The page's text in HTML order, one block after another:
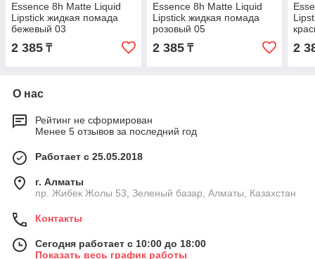
Essence 8h Matte Liquid
Lipstick жидкая помада
бежевый 03
2 385 ₸
Essence 8h Matte Liquid
Lipstick жидкая помада
розовый 05
2 385₸ 2
О нас
Рейтинг не сформирован
Менее 5 отзывов за последний год
Работает с 25.05.2018
г. Алматы
пр. Жибек Жолы 53, Зеленый базар, Алматы, Казахстан
Контакты
Сегодня работает с 10:00 до 18:00
Показать весь график работы